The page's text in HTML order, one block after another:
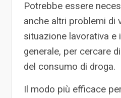
Potrebbe essere
anche altri problemi di
situazione lavorativa e
generale, per cercare
del consumo di droga.
Il modo più efficace